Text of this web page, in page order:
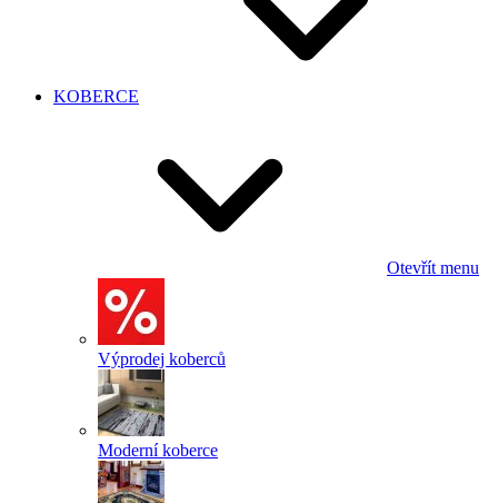
KOBERCE
Otevřít menu
Výprodej koberců
Moderní koberce